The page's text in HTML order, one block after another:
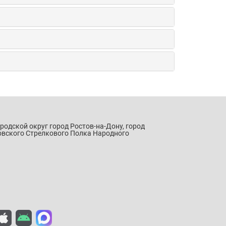
округ город Ростов-на-Дону, город
Стрелкового Полка Народного